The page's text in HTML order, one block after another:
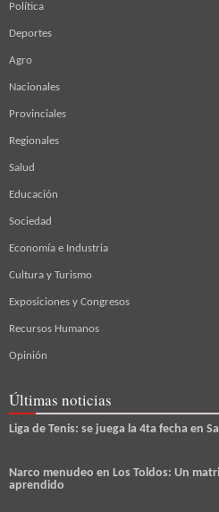
Política
Deportes
Agro
Nacionales
Provinciales
Regionales
Salud
Educación
Sociedad
Economía e Industria
Cultura y Turismo
Exposiciones y Congresos
Recursos Humanos
Opinión
Últimas noticias
Liga de Tenis: se juega la 4ta fecha en
Narco menudeo en Los Toldos: Un
aprendido